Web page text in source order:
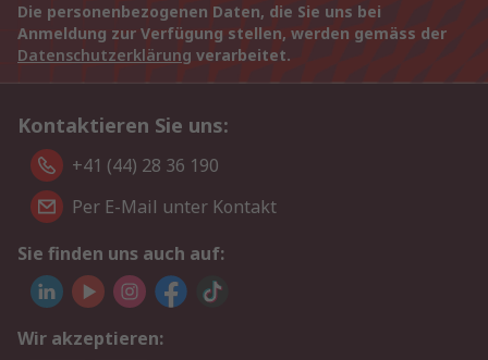
Die personenbezogenen Daten, die Sie uns bei
Anmeldung zur Verfügung stellen, werden gemäss der
Datenschutzerklärung verarbeitet.
Kontaktieren Sie uns:
+41 (44) 28 36 190
Per E-Mail unter Kontakt
Sie finden uns auch auf:
Wir akzeptieren: